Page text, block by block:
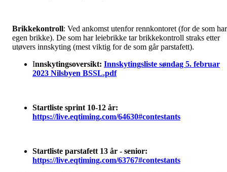
Brikkekontroll: Ved ankomst utenfor rennkontoret (for de som har
egen brikke). De som har leiebrikke tar brikkekontroll straks etter
utøvers innskyting (mest viktig for de som går parstafett).
Innskytingsoversikt: Innskytingsliste søndag 5. februar
2023 Nilsbyen BSSL.pdf
Startliste sprint 10-12 år:
https://live.eqtiming.com/64630#contestants
Startliste parstafett 13 år - senior:
https://live.eqtiming.com/63767#contestants